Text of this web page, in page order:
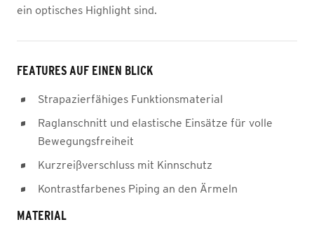
ein optisches Highlight sind.
FEATURES AUF EINEN BLICK
Strapazierfähiges Funktionsmaterial
Raglanschnitt und elastische Einsätze für volle
Bewegungsfreiheit
Kurzreißverschluss mit Kinnschutz
Kontrastfarbenes Piping an den Ärmeln
MATERIAL